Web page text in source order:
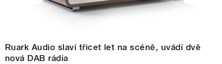
Ruark Audio slaví třicet let na scéně, uvádí dvě
nová DAB rádia